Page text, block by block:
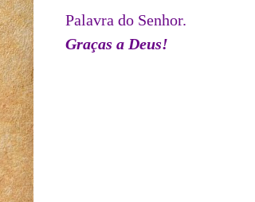
Palavra do Senhor.
Graças a Deus!